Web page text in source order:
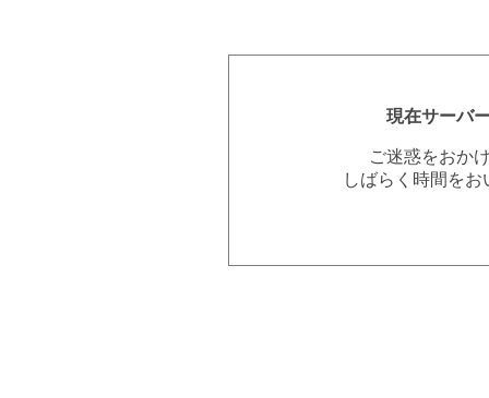
現在サーバ
ご迷惑をおか
しばらく時間を